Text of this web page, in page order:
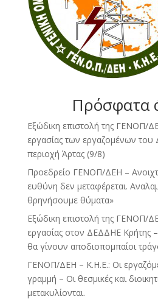
Πρόσφατα
Εξώδικη επιστολή της ΓΕΝΟΠ/
εργασίας των εργαζομένων
περιοχή Άρτας (9/8)
Προεδρείο ΓΕΝΟΠ/ΔΕΗ –
ευθύνη δεν μεταφέρεται.
θρηνήσουμε θύματα»
Εξώδικη επιστολή της ΓΕΝΟΠ/
εργασίας στον ΔΕΔΔΗΕ Κρήτης
θα γίνουν αποδιοπομπαίοι
ΓΕΝΟΠ/ΔΕΗ – Κ.Η.Ε.: Οι
γραμμή – Οι θεσμικές και
μετακυλίονται.